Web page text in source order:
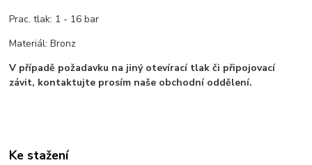
Prac. tlak: 1 - 16 bar
Materiál: Bronz
V případě požadavku na jiný otevírací tlak či připojovací
závit, kontaktujte prosím naše obchodní oddělení.
Ke stažení